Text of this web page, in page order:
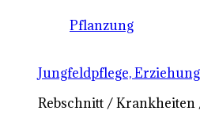
Pflanzung
Jungfeldpflege,
Rebschnitt / Krankheiten